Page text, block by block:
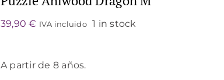
39,90€ IVA incluido 1 in stock
A partir de 8 años.